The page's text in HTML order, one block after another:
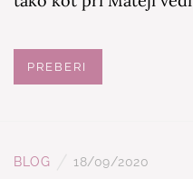
PREBERI
BLOG 18/09/2020